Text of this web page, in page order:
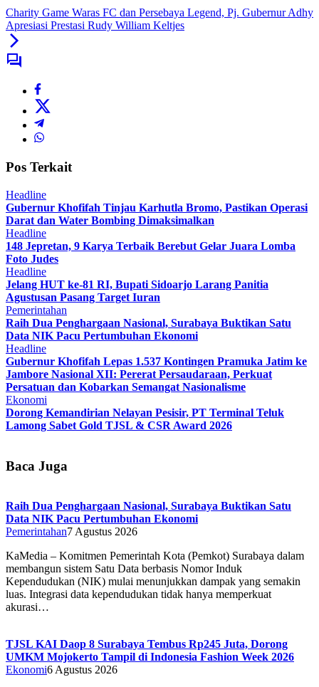
Charity Game Waras FC dan Persebaya Legend, Pj. Gubernur Adhy
Apresiasi Prestasi Rudy William Keltjes
Pos Terkait
Headline
Gubernur Khofifah Tinjau Karhutla Bromo, Pastikan Operasi
Darat dan Water Bombing Dimaksimalkan
Headline
148 Jepretan, 9 Karya Terbaik Berebut Gelar Juara Lomba
Foto Judes
Headline
Jelang HUT ke-81 RI, Bupati Sidoarjo Larang Panitia
Agustusan Pasang Target Iuran
Pemerintahan
Raih Dua Penghargaan Nasional, Surabaya Buktikan Satu
Data NIK Pacu Pertumbuhan Ekonomi
Headline
Gubernur Khofifah Lepas 1.537 Kontingen Pramuka Jatim ke
Jambore Nasional XII: Pererat Persaudaraan, Perkuat
Persatuan dan Kobarkan Semangat Nasionalisme
Ekonomi
Dorong Kemandirian Nelayan Pesisir, PT Terminal Teluk
Lamong Sabet Gold TJSL & CSR Award 2026
Baca Juga
Raih Dua Penghargaan Nasional, Surabaya Buktikan Satu
Data NIK Pacu Pertumbuhan Ekonomi
Pemerintahan7 Agustus 2026
KaMedia – Komitmen Pemerintah Kota (Pemkot) Surabaya dalam
membangun sistem Satu Data berbasis Nomor Induk
Kependudukan (NIK) mulai menunjukkan dampak yang semakin
luas. Integrasi data kependudukan tidak hanya memperkuat
akurasi…
TJSL KAI Daop 8 Surabaya Tembus Rp245 Juta, Dorong
UMKM Mojokerto Tampil di Indonesia Fashion Week 2026
Ekonomi6 Agustus 2026